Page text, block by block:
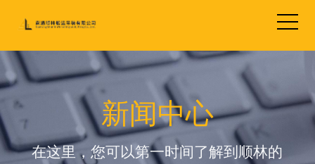
新闻中心
在这里，您可以第一时间了解到顺林的